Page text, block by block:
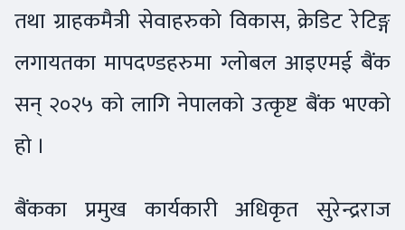
तथा ग्राहकमैत्री सेवाहरुको विकास, क्रेडिट रेटिङ्ग
लगायतका मापदण्डहरुमा ग्लोबल आइएमई बैंक
सन् २०२५ को लागि नेपालको उत्कृष्ट बैंक भएको
हो ।
बैंकका प्रमुख कार्यकारी अधिकृत सुरेन्द्रराज